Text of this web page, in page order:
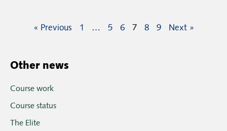
« Previous 1 … 5 6 7 8 9 Next »
Other news
Course work
Course status
The Elite